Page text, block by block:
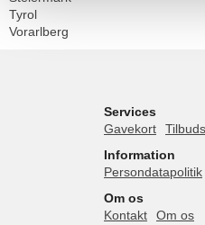
Tyrol
Vorarlberg
Services
Gavekort
Information
Persondatapolitik
Om os
Kontakt
Om os